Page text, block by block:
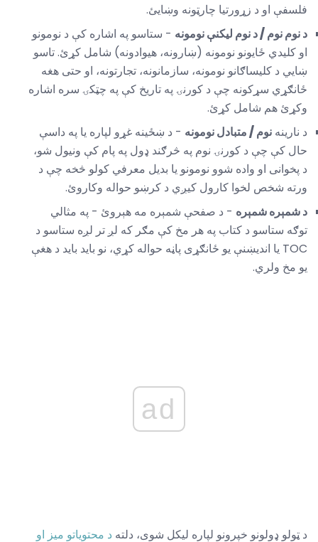
فلسفې او د زړورتیا چارټونه وښایئ.
د نوم نوم / د نوم لیکنې نومونه - ستاسو په اشاره کې د نومونو
او کلیدي ځایونو نومونه (ښارونه، هیوادونه) شامل کړئ. تاسو
ښايي د کلیساګانو نومونه، سازمانونه، تجارتونه، او حتی هغه
ځانګړي سړکونه چې د کورنۍ په تاریخ کې په چټکۍ سره اشاره
وکړئ هم شامل کړئ.
د نارینه نوم / متبادل نومونه - د ښځینه غړو لپاره یا په داسې
حال کې چې د کورنۍ نوم په څرګند ډول په پام کې ونیول شو،
د پخوانی او واده شوو نومونو یا بدیل معرفي کولو څخه چې د
ورته شخص لخوا کارول کیږي د کرښو حواله وکاروئ.
د شمېره شمېره - د صفحې شمېره مه هېروئ - په مثالي
توګه ستاسو د کتاب په هر مخ کې مګر که لږ تر لږه ستاسو د
TOC يا انديښنې يو ځانګړی پاڼه حواله کړي، نو بايد بايد د هغې
يو مخ ولري.
ad
د ټولو ډولونو خپرونو لپاره لیکل شوی، دلته د محتویاتو میز او